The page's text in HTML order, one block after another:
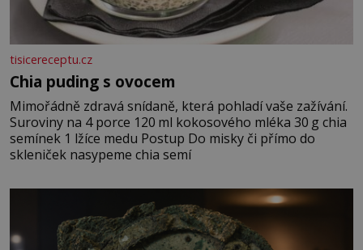
tisicereceptu.cz
Chia puding s ovocem
Mimořádně zdravá snídaně, která pohladí vaše zažívání.
Suroviny na 4 porce 120 ml kokosového mléka 30 g chia
semínek 1 lžíce medu Postup Do misky či přímo do
skleniček nasypeme chia semí